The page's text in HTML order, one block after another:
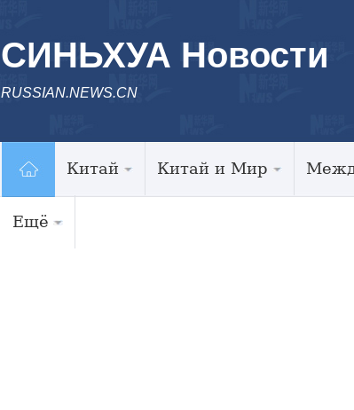
СИНЬХУА Новости
RUSSIAN.NEWS.CN
Китай Китай и Мир
Ещё